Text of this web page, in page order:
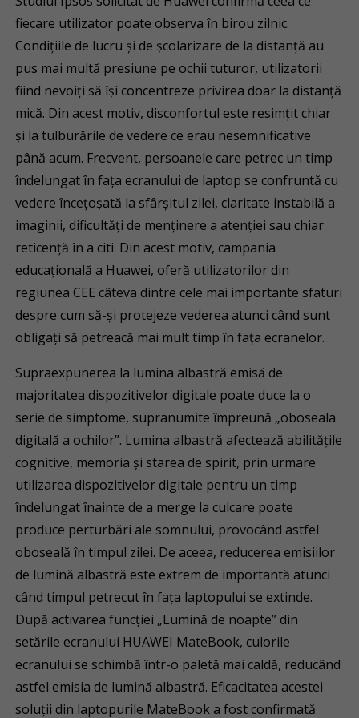
fiecare utilizator poate observa în birou zilnic.
Condițiile de lucru și de școlarizare de la distanță au
pus mai multă presiune pe ochii tuturor, utilizatorii
fiind nevoiți să își concentreze privirea doar la distanță
mică. Din acest motiv, disconfortul este resimțit chiar
și la tulburările de vedere ce erau nesemnificative
până acum. Frecvent, persoanele care petrec un timp
îndelungat în fața ecranului de laptop se confruntă cu
vedere încețoșată la sfârșitul zilei, claritate instabilă a
imaginii, dificultăți de menținere a atenției sau chiar
reticență în a citi. Din acest motiv, campania
educațională a Huawei, oferă utilizatorilor din
regiunea CEE câteva dintre cele mai importante sfaturi
despre cum să-și protejeze vederea atunci când sunt
obligați să petreacă mai mult timp în fața ecranelor.
Supraexpunerea la lumina albastră emisă de
majoritatea dispozitivelor digitale poate duce la o
serie de simptome, supranumite împreună „oboseala
digitală a ochilor”. Lumina albastră afectează abilitățile
cognitive, memoria și starea de spirit, prin urmare
utilizarea dispozitivelor digitale pentru un timp
îndelungat înainte de a merge la culcare poate
produce perturbări ale somnului, provocând astfel
oboseală în timpul zilei. De aceea, reducerea emisiilor
de lumină albastră este extrem de importantă atunci
când timpul petrecut în fața laptopului se extinde.
După activarea funcției „Lumină de noapte” din
setările ecranului HUAWEI MateBook, culorile
ecranului se schimbă într-o paletă mai caldă, reducând
astfel emisia de lumină albastră. Eficacitatea acestei
soluții din laptopurile MateBook a fost confirmată